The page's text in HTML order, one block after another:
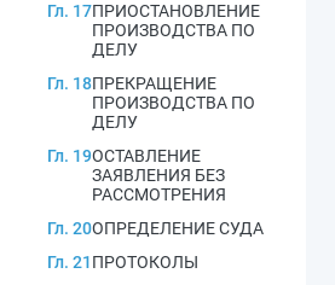
Гл. 17ПРИОСТАНОВЛЕНИЕ
ПРОИЗВОДСТВА ПО
ДЕЛУ
Гл. 18ПРЕКРАЩЕНИЕ
ПРОИЗВОДСТВА ПО
ДЕЛУ
Гл. 19ОСТАВЛЕНИЕ
ЗАЯВЛЕНИЯ БЕЗ
РАССМОТРЕНИЯ
Гл. 20ОПРЕДЕЛЕНИЕ СУДА
Гл. 21ПРОТОКОЛЫ